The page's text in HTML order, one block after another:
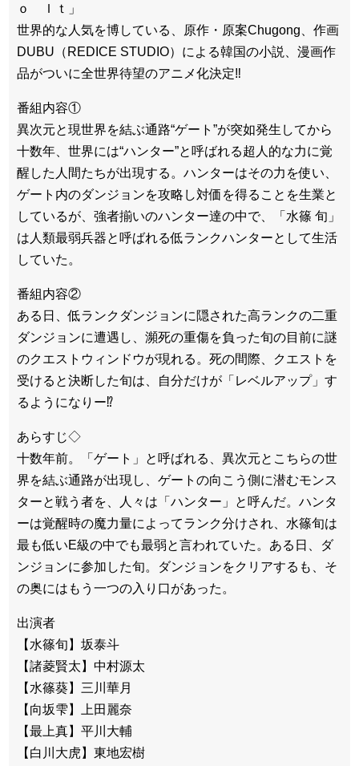
ｏ Ｉｔ」
世界的な人気を博している、原作・原案Chugong、作画
DUBU（REDICE STUDIO）による韓国の小説、漫画作
品がついに全世界待望のアニメ化決定‼
番組内容①
異次元と現世界を結ぶ通路“ゲート”が突如発生してから
十数年、世界には“ハンター”と呼ばれる超人的な力に覚
醒した人間たちが出現する。ハンターはその力を使い、
ゲート内のダンジョンを攻略し対価を得ることを生業と
しているが、強者揃いのハンター達の中で、「水篠 旬」
は人類最弱兵器と呼ばれる低ランクハンターとして生活
していた。
番組内容②
ある日、低ランクダンジョンに隠された高ランクの二重
ダンジョンに遭遇し、瀕死の重傷を負った旬の目前に謎
のクエストウィンドウが現れる。死の間際、クエストを
受けると決断した旬は、自分だけが「レベルアップ」す
るようになりー⁉
あらすじ◇
十数年前。「ゲート」と呼ばれる、異次元とこちらの世
界を結ぶ通路が出現し、ゲートの向こう側に潜むモンス
ターと戦う者を、人々は「ハンター」と呼んだ。ハンタ
ーは覚醒時の魔力量によってランク分けされ、水篠旬は
最も低いE級の中でも最弱と言われていた。ある日、ダ
ンジョンに参加した旬。ダンジョンをクリアするも、そ
の奥にはもう一つの入り口があった。
出演者
【水篠旬】坂泰斗
【諸菱賢太】中村源太
【水篠葵】三川華月
【向坂雫】上田麗奈
【最上真】平川大輔
【白川大虎】東地宏樹